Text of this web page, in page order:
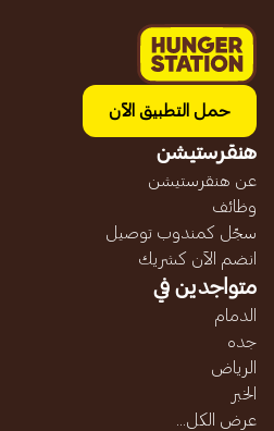
حمل التطبيق الآن
هنقرستيشن
عن هنقرستيشن
وظائف
سجّل كمندوب توصيل
انضم الآن كشريك
متواجدين في
الدمام
جده
الرياض
الخبر
عرض الكل...